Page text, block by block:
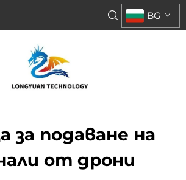
BG
за подаване на
от дрони